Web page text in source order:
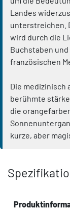
Landes
unterstreichen.
wird durch die
Buchstaben
französischen
Die medizinisch
berühmte
die
kurze, aber